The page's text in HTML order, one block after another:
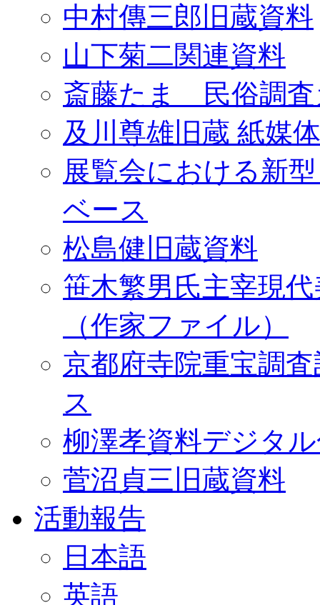
中村傳三郎旧蔵資料
山下菊二関連資料
斎藤たま 民俗調査
及川尊雄旧蔵 紙媒
展覧会における新
ベース
松島健旧蔵資料
笹木繁男氏主宰現
（作家ファイル）
京都府寺院重宝調
ス
柳澤孝資料デジタ
菅沼貞三旧蔵資料
活動報告
日本語
英語